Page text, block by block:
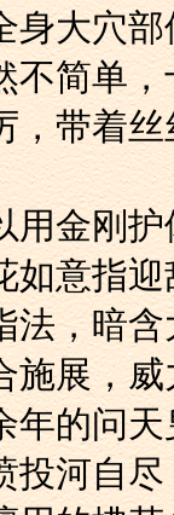
身大穴
单，
，带着
刚护
如意指迎
暗含
施展，
年的问
投河自